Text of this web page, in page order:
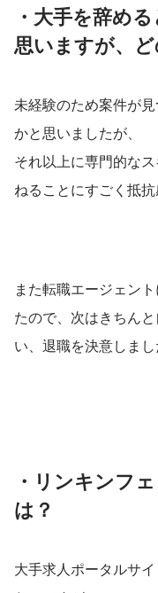
・大手を辞め
思いますが、
未経験のため案件が
かと思いましたが、
それ以上に専門的な
ねることにすごく抵抗
また転職エージェン
たので、次はきちん
い、退職を決意しまし
・リンキンフ
は？
大手求人ポータルサ